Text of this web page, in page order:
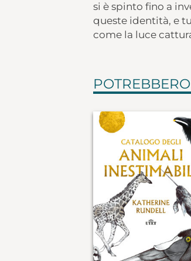
si è spinto fino a
queste identità, e
come la luce